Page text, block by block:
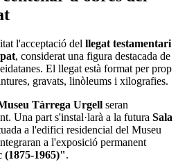
l'acceptació del llegat testamentari
, considerat una figura destacada de
El llegat està format per prop
gravats, linòleums i xilografies.
Tàrrega Urgell seran
Una part s'instal·larà a la futura Sala
a l'edifici residencial del Museu
a l'exposició permanent
1965)".